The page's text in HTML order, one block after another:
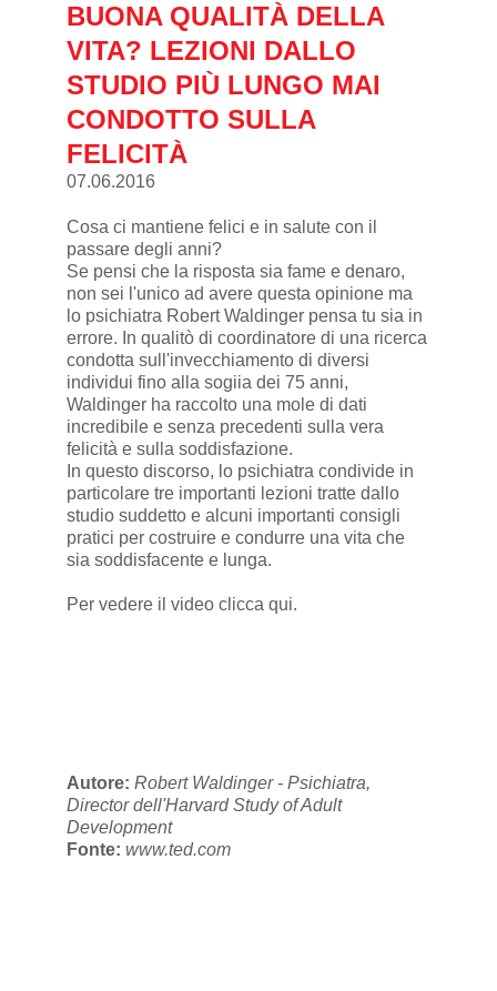
BUONA QUALITÀ DELLA
VITA? LEZIONI DALLO
STUDIO PIÙ LUNGO MAI
CONDOTTO SULLA
FELICITÀ
07.06.2016
Cosa ci mantiene felici e in salute con il
passare degli anni?
Se pensi che la risposta sia fame e denaro,
non sei l'unico ad avere questa opinione ma
lo psichiatra Robert Waldinger pensa tu sia in
errore. In qualitò di coordinatore di una ricerca
condotta sull'invecchiamento di diversi
individui fino alla sogiia dei 75 anni,
Waldinger ha raccolto una mole di dati
incredibile e senza precedenti sulla vera
felicità e sulla soddisfazione.
In questo discorso, lo psichiatra condivide in
particolare tre importanti lezioni tratte dallo
studio suddetto e alcuni importanti consigli
pratici per costruire e condurre una vita che
sia soddisfacente e lunga.
Per vedere il video clicca qui.
Autore: Robert Waldinger - Psichiatra,
Director dell'Harvard Study of Adult
Development
Fonte: www.ted.com